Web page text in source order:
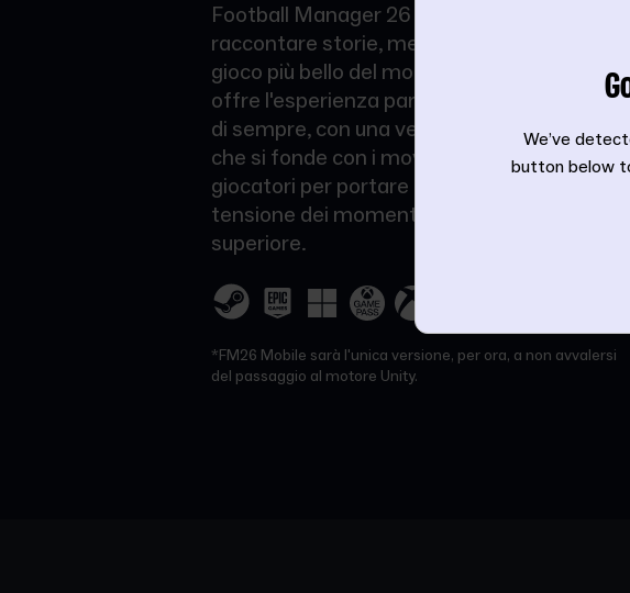
Football Manager 26 ridefinisce il modo di
raccontare storie, mettendoti al centro del
gioco più bello del mondo. Creato con Unity,
offre l'esperienza partita più coinvolgente
di sempre, con una veste grafica migliorata
che si fonde con i movimenti fluidi dei
giocatori per portare l'adrenalina e la
tensione dei momenti decisivi a un livello
superiore.
*FM26 Mobile sarà l'unica versione, per ora, a non avvalersi
del passaggio al motore Unity.
We’ve
button below